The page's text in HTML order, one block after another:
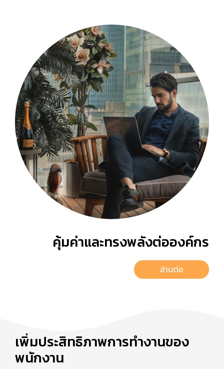
คุ้มค่าและทรงพลังต่อองค์กร
อ่านต่อ
เพิ่มประสิทธิภาพการทำงานของ
พนักงาน